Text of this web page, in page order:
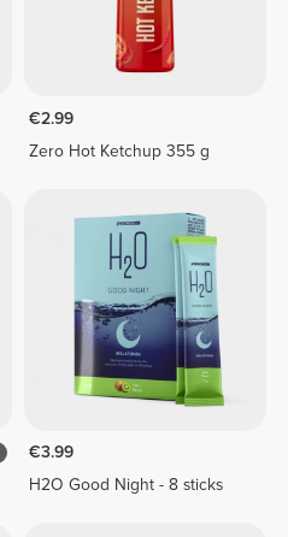
€2.99
Zero Hot Ketchup 355 g
€3.99
H2O Good Night - 8 sticks